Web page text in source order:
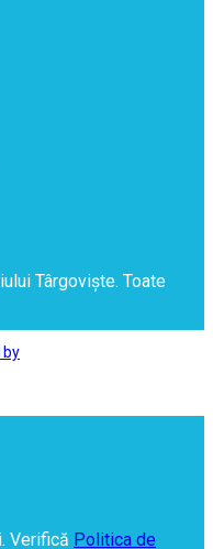
Târgoviște. Toate
by
Verifică Politica de